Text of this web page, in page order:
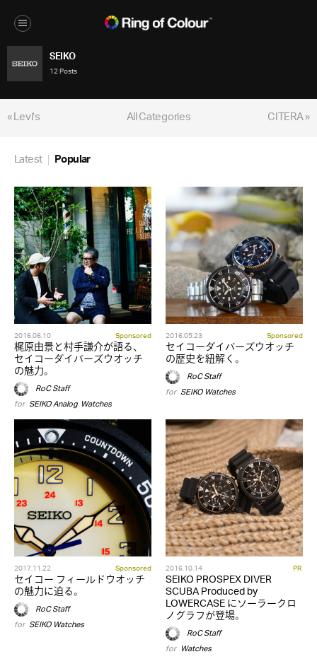
SEIKO
12 Posts
« Levi's CITERA »
All Categories
Latest Popular
2016.06.10 Sponsored
梶原由景と村手謙介が語る、
セイコーダイバーズウオッチ
の魅力。
RoC Staff
for SEIKO,Analog, Watches
2016.05.23 Sponsored
セイコーダイバーズウオッチ
の歴史を紐解く。
RoC Staff
for SEIKO,Watches
2017.11.22 Sponsored
セイコー フィールドウオッチ
の魅力に迫る。
RoC Staff
for SEIKO,Watches
2016.10.14 PR
SEIKO PROSPEX DIVER
SCUBA Produced by
LOWERCASE にソーラークロ
ノグラフが登場。
RoC Staff
for Watches